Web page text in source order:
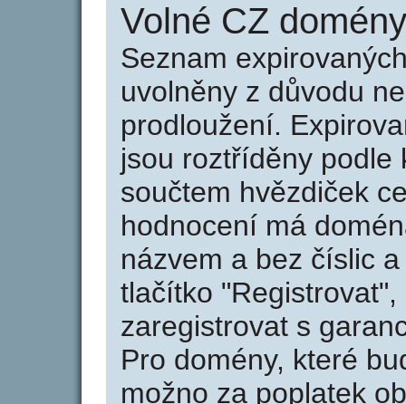
Volné CZ
Seznam
uvolněny z důvodu
prodloužení.
jsou roztříděny podle
součtem hvězdiček
hodnocení má
názvem a bez číslic
tlačítko
zaregistrovat s
Pro domény, které
možno za poplatek